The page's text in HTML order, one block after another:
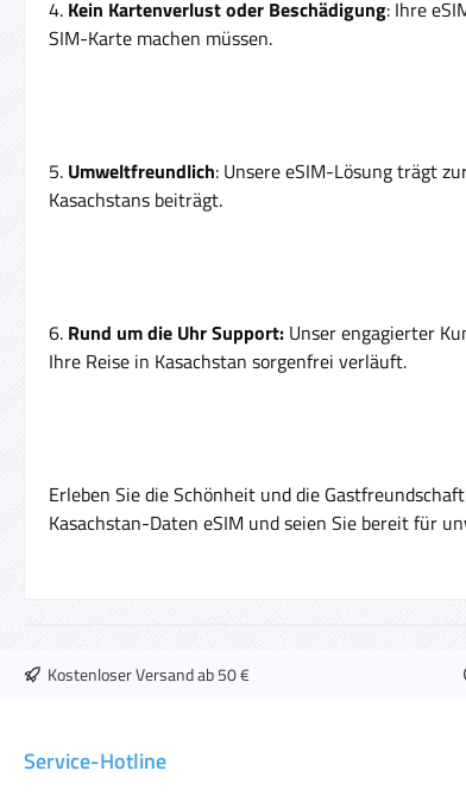
4. Kein Kartenverlust oder Beschädigung: Ihre
SIM-Karte machen müssen.
5. Umweltfreundlich: Unsere eSIM-Lösung trägt
Kasachstans beiträgt.
6. Rund um die Uhr Support: Unser engagierter
Ihre Reise in Kasachstan sorgenfrei verläuft.
Erleben Sie die Schönheit und die
Kasachstan-Daten eSIM und seien Sie bereit für
Kostenloser Versand ab 50 €
Service-Hotline